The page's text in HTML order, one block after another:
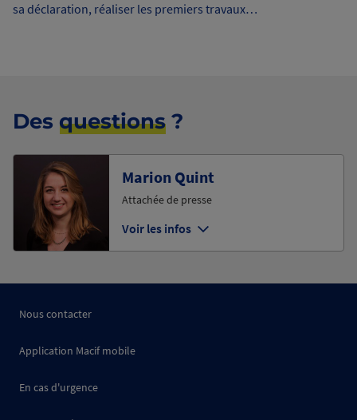
Des questions ?
Marion Quint
Attachée de presse
Voir les infos
sa déclaration, réaliser les premiers travaux…
Nous contacter
Application Macif mobile
En cas d'urgence